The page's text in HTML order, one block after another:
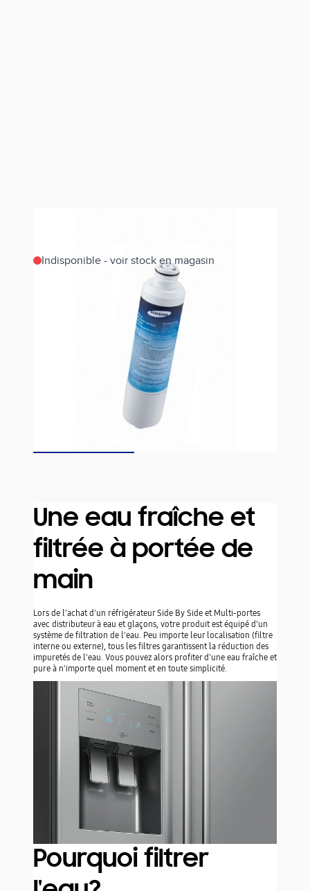
Indisponible - voir stock en magasin
HAFCIN
Voir prix en magasin
Une eau fraîche et filtrée à
portée de main
Lors de l'achat d'un réfrigérateur Side By Side et Multi-
portes avec distributeur à eau et glaçons, votre produit est
équipé d'un système de filtration de l'eau. Peu importe leur
garantissent la réduction des impuretés de l'eau. Vous
pouvez alors profiter d'une eau fraîche et pure à n'importe
quel moment et en toute simplicité.
Pourquoi filtrer l'eau?
L'eau potable issue du robinet est traitée au chlore, utilisé
comme désinfectant, ce qui a pour action de dénaturer le
goût naturel de l'eau. Elle est également composée
d'impuretés formées depuis les usines de traitement
jusqu'aux consommateurs. Afin de réduire les mauvaises
odeurs et lui redonner sa qualité, Samsung a conçu ce